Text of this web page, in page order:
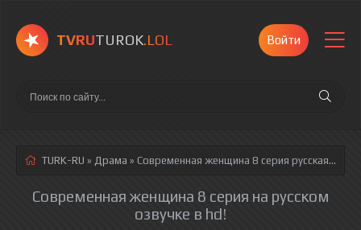
TVRUTUROK.LOL Войти
TURK-RU » Драма » Современная женщина 8 серия русская озвучка полностью смотреть онлайн!
Современная женщина 8 серия на русском
озвучке в hd!